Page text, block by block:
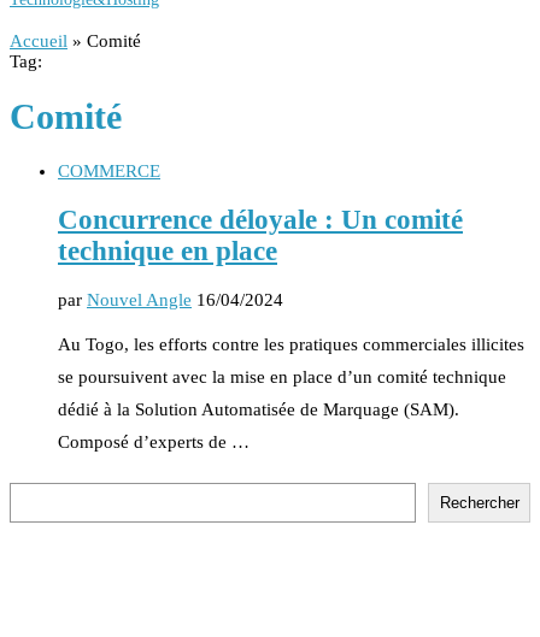
Accueil » Comité
Tag:
Comité
COMMERCE
Concurrence déloyale : Un comité
technique en place
par Nouvel Angle 16/04/2024
Au Togo, les efforts contre les pratiques commerciales illicites
se poursuivent avec la mise en place d’un comité technique
dédié à la Solution Automatisée de Marquage (SAM).
Composé d’experts de …
Rechercher
Rechercher